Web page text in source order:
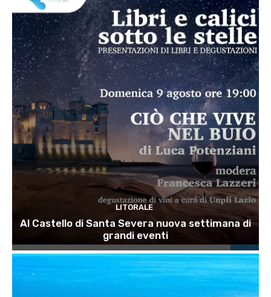
LITORALE
Al Castello di Santa Severa nuova settimana di
grandi eventi